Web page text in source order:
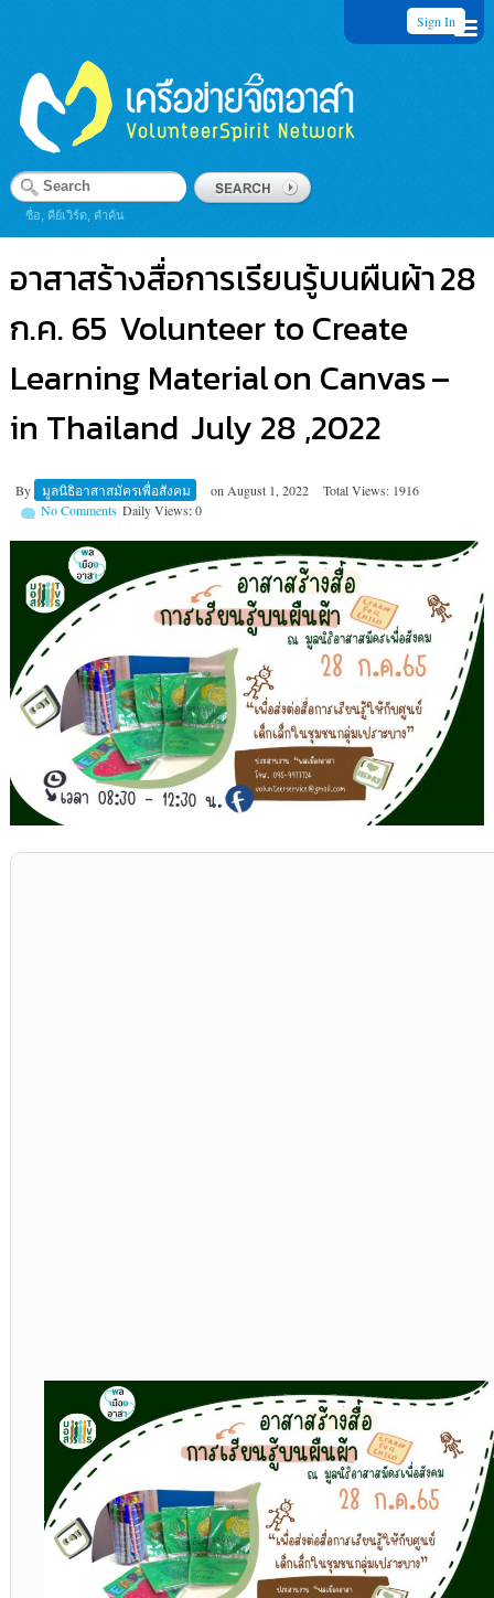
Sign In
ชื่อ, คีย์เวิร์ด, คำค้น
อาสาสร้างสื่อการเรียนรู้บนผืนผ้า 28
ก.ค. 65 Volunteer to Create
Learning Material on Canvas –
in Thailand July 28 ,2022
By มูลนิธิอาสาสมัครเพื่อสังคม on August 1, 2022
Total Views: 1916
Daily Views: 0
No Comments